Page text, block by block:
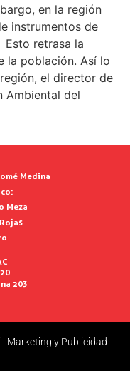
en la región
instrumentos de
retrasa la
la población. Así lo
el director de
Ambiental del
Medina
Meza
203
Marketing y Publicidad